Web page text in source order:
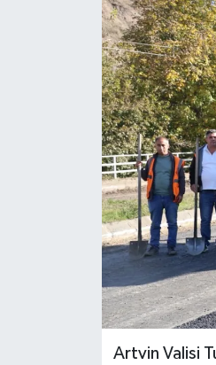
Artvin Valisi